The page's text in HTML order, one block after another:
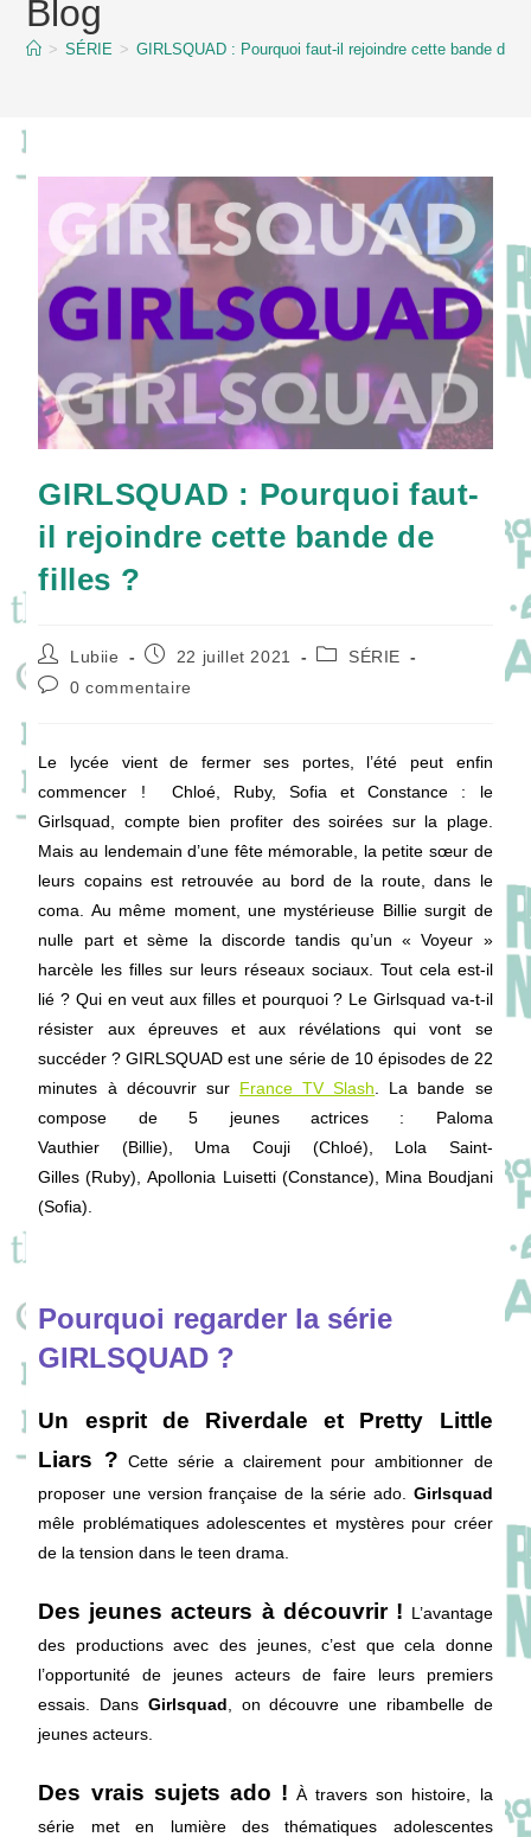
contentBlog
> SÉRIE > GIRLSQUAD : Pourquoi faut-il rejoindre cette bande de
GIRLSQUAD : Pourquoi faut-
il rejoindre cette bande de
filles ?
Auteur/autrice
de
la
Lubiie
Publication
22 juillet 2021
PostSÉRIE
Commentaires
0 commentaire
Le lycée vient de fermer ses portes, l’été peut enfin
commencer ! Chloé, Ruby, Sofia et Constance : le
Girlsquad, compte bien profiter des soirées sur la plage.
Mais au lendemain d’une fête mémorable, la petite sœur de
leurs copains est retrouvée au bord de la route, dans le
coma. Au même moment, une mystérieuse Billie surgit de
nulle part et sème la discorde tandis qu’un « Voyeur »
harcèle les filles sur leurs réseaux sociaux. Tout cela est-il
lié ? Qui en veut aux filles et pourquoi ? Le Girlsquad va-t-il
résister aux épreuves et aux révélations qui vont se
succéder ? GIRLSQUAD est une série de 10 épisodes de 22
minutes à découvrir sur France TV Slash . La bande se
compose de 5 jeunes actrices : Paloma
Vauthier (Billie), Uma Couji (Chloé), Lola Saint-
Gilles (Ruby), Apollonia Luisetti (Constance), Mina Boudjani
(Sofia).
Pourquoi regarder la série
GIRLSQUAD ?
Un esprit de Riverdale et Pretty Little
Liars ? Cette série a clairement pour ambitionner de
proposer une version française de la série ado. Girlsquad
mêle problématiques adolescentes et mystères pour créer
de la tension dans le teen drama.
Des jeunes acteurs à découvrir ! L’avantage
des productions avec des jeunes, c’est que cela donne
l’opportunité de jeunes acteurs de faire leurs premiers
essais. Dans Girlsquad , on découvre une ribambelle de
jeunes acteurs.
Des vrais sujets ado ! À travers son histoire, la
série met en lumière des thématiques adolescentes